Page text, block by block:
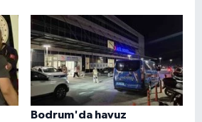
Bodrum'da havuz